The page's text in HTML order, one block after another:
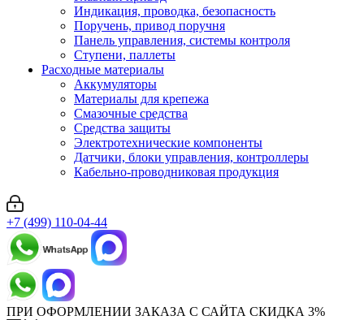
Индикация, проводка, безопасность
Поручень, привод поручня
Панель управления, системы контроля
Ступени, паллеты
Расходные материалы
Аккумуляторы
Материалы для крепежа
Смазочные средства
Средства защиты
Электротехнические компоненты
Датчики, блоки управления, контроллеры
Кабельно-проводниковая продукция
+7 (499) 110-04-44
ПРИ ОФОРМЛЕНИИ ЗАКАЗА С САЙТА СКИДКА 3%